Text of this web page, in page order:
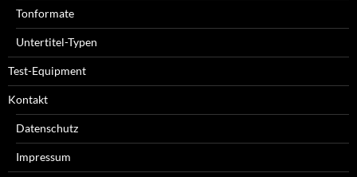
Tonformate
Untertitel-Typen
Test-Equipment
Kontakt
Datenschutz
Impressum